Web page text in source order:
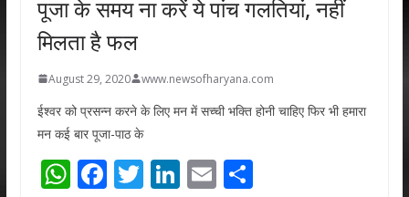
पूजा के समय ना करें ये पांच गलतियां, नहीं
मिलता है फल
August 29, 2020 www.newsofharyana.com
ईश्वर को प्रसन्न करने के लिए मन में सच्ची भक्ति होनी चाहिए फिर भी हमारा
मन कई बार पूजा-पाठ के
W F T Li E S